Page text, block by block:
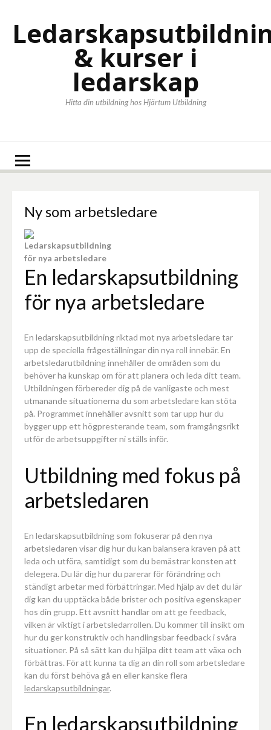
innehåll
& kurser i
ledarskap
Hitta din utbildning hos Hjärtum Utbildning
Ny som arbetsledare
En ledarskapsutbildning
för nya arbetsledare
En ledarskapsutbildning riktad mot nya arbetsledare tar
upp de speciella frågeställningar din nya roll innebär. En
arbetsledarutbildning innehåller de områden som du
behöver ha kunskap om för att planera och leda ditt team.
Utbildningen förbereder dig på de vanligaste och mest
utmanande situationerna du som arbetsledare kan stöta
på. Programmet innehåller avsnitt som tar upp hur du
bygger upp ett högpresterande team, som framgångsrikt
utför de arbetsuppgifter ni ställs inför.
Utbildning med fokus på
arbetsledaren
En ledarskapsutbildning som fokuserar på den nya
arbetsledaren visar dig hur du kan balansera kraven på att
leda och utföra, samtidigt som du bemästrar konsten att
delegera. Du lär dig hur du parerar för förändring och
ständigt arbetar med förbättringar. Med hjälp av det du lär
dig kan du upptäcka både brister och positiva egenskaper
hos din grupp. Ett avsnitt handlar om att ge feedback,
vilken är viktigt i arbetsledarrollen. Du kommer till insikt om
hur du gerkonstruktiv och handlingsbar feedback i svåra
situationer. På så sätt kan du hjälpa ditt team att växa och
förbättras. För att kunna ta dig an din roll som arbetsledare
kan du först behöva gå en eller kanske flera
ledarskapsutbildningar.
En ledarskapsutbildning